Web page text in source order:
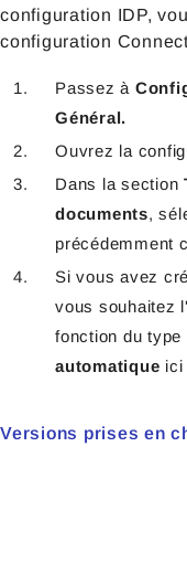
configuration IDP,
configuration
Passez à
Général.
Ouvrez la
Dans la section
documents,
précédemment
Si vous avez
vous souhaitez
fonction du
automatique ici
Versions prises en